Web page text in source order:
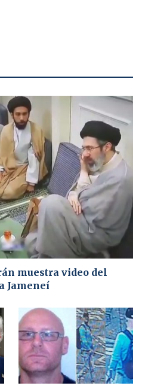
muestra video del
Jameneí